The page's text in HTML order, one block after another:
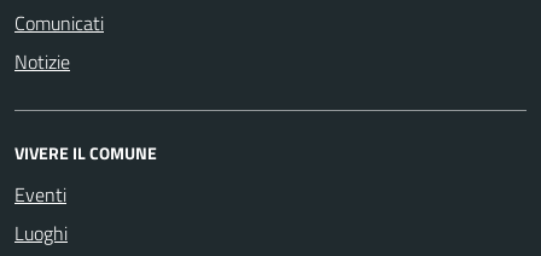
Comunicati
Notizie
VIVERE IL COMUNE
Eventi
Luoghi